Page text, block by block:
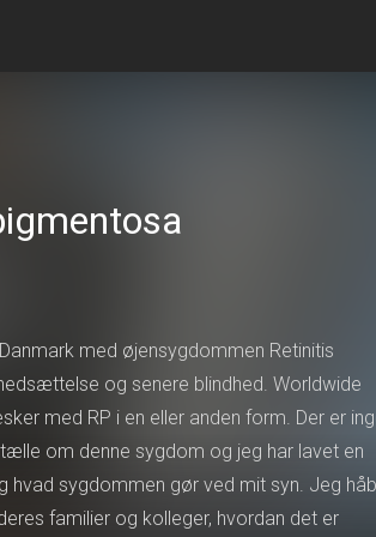
med øjensygdommen Retinitis
og senere blindhed. Worldwide
med RP i en eller anden form. Der er
om denne sygdom og jeg har lavet en
hvad sygdommen gør ved mit syn. Jeg
familier og kolleger, hvordan det er